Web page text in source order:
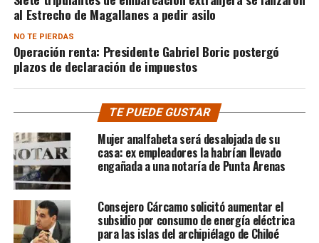
al Estrecho de Magallanes a pedir asilo
NO TE PIERDAS
Operación renta: Presidente Gabriel Boric postergó
plazos de declaración de impuestos
TE PUEDE GUSTAR
Mujer analfabeta será desalojada de su
casa: ex empleadores la habrían llevado
engañada a una notaría de Punta Arenas
Consejero Cárcamo solicitó aumentar el
subsidio por consumo de energía eléctrica
para las islas del archipiélago de Chiloé